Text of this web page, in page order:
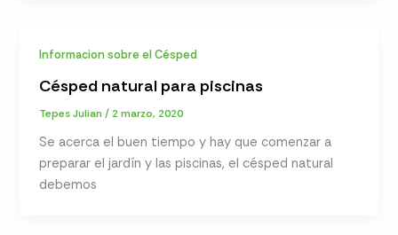
Informacion sobre el Césped
Césped natural para piscinas
Tepes Julian/ 2 marzo, 2020
Se acerca el buen tiempo y hay que comenzar a
preparar el jardín y las piscinas, el césped natural
debemos